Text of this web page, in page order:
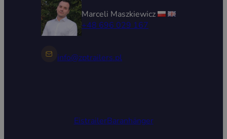
Marceli Maszkiewicz
+48 696 029 167
info@zptrailers.pl
EistrailerBaranhänger